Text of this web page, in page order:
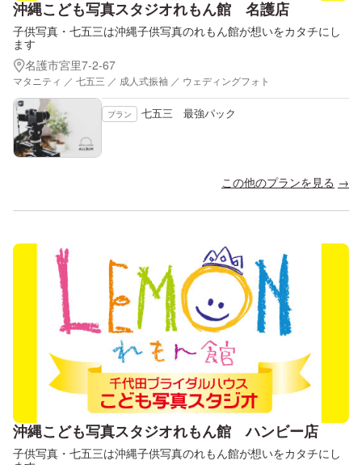
沖縄こども写真スタジオれもん館 名護店
子供写真・七五三は沖縄子供写真のれもん館が想いをカタチにし
ます
名護市宮里7-2-67
マタニティ ／ 七五三 ／ 成人式振袖 ／ ウェディングフォト
プラン 七五三 最強パック
この他のプランを見る
沖縄こども写真スタジオれもん館 ハンビー店
子供写真・七五三は沖縄子供写真のれもん館が想いをカタチにし